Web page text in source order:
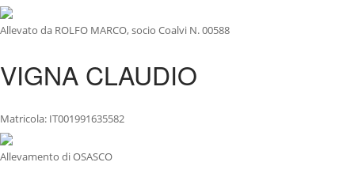
Allevato da ROLFO MARCO, socio Coalvi N. 00588
VIGNA CLAUDIO
Matricola: IT001991635582
Allevamento di OSASCO